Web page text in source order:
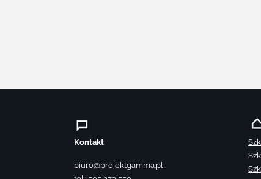
Kontakt
biuro@projektgamma.pl